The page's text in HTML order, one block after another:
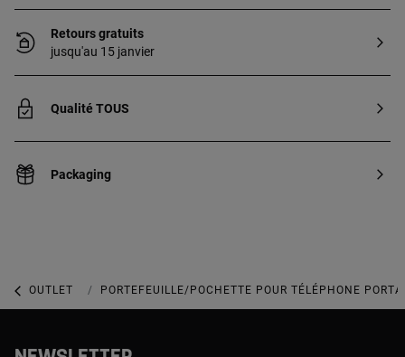
Retours gratuits
jusqu'au 15 janvier
Qualité TOUS
Packaging
OUTLET OUTLET ACCESSOIRES
PORTEFEUILLE/POCHETTE POUR TÉLÉPHONE